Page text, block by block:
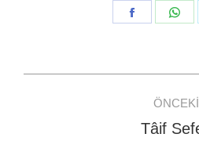
Share
navigation
ÖNCEKI
Tâif